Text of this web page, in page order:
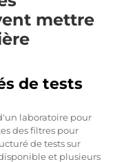
mettre
de tests
laboratoire pour
des filtres pour
de tests sur
et plusieurs